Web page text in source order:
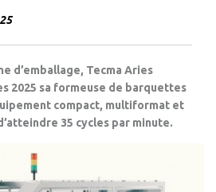
d’emballage, Tecma Aries
2025 sa formeuse de barquettes
compact, multiformat et
35 cycles par minute.